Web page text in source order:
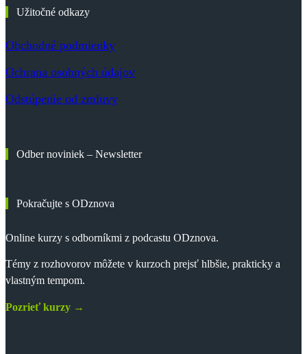
Užitočné odkazy
Obchodné podmienky
Ochrana osobných údajov
Odstúpenie od zmluvy
Odber noviniek – Newsletter
Pokračujte s ODznova
Online kurzy s odborníkmi z podcastu ODznova.
Témy z rozhovorov môžete v kurzoch prejsť hlbšie, prakticky a
vlastným tempom.
Pozrieť kurzy →